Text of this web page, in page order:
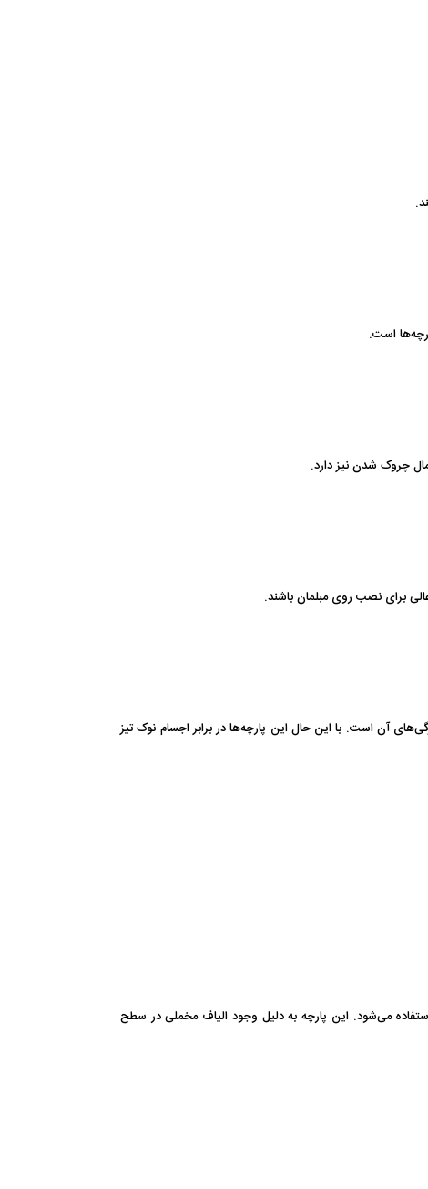
است.
چروک شدن نیز دارد.
برای نصب روی مبلمان باشند.
آن است. با این حال این پارچه‌ها در برابر اجسام نوک تیز
می‌شود. این پارچه به دلیل وجود الیاف مخملی در سطح